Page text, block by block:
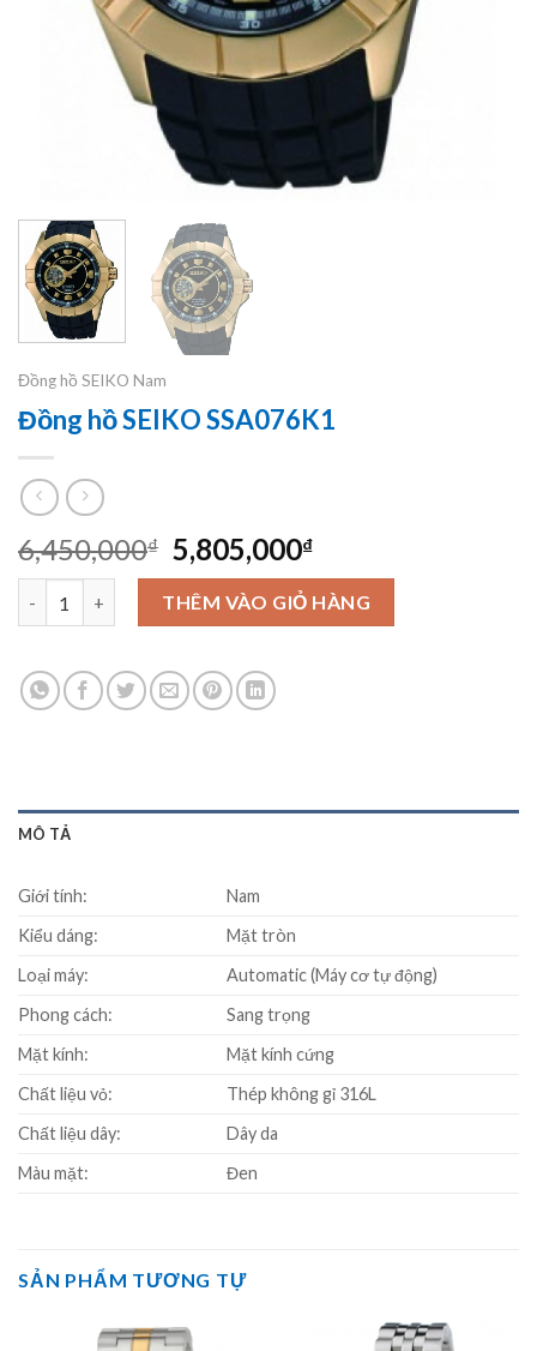
Đồng hồ SEIKO Nam
Đồng hồ SEIKO SSA076K1
6,450,000₫ Original
price
was:
6,450,000₫.
5,805,000₫Current
price
is:
5,805,000₫.
Đồng hồ SEIKO SSA076K1 số lượng
THÊM VÀO GIỎ HÀNG
MÔ TẢ
Giới tính:
Nam
Kiểu dáng:
Mặt tròn
Loại máy:
Automatic (Máy cơ tự động)
Phong cách:
Sang trọng
Mặt kính:
Mặt kính cứng
Chất liệu vỏ:
Thép không gỉ 316L
Chất liệu dây:
Dây da
Màu mặt:
Đen
SẢN PHẨM TƯƠNG TỰ